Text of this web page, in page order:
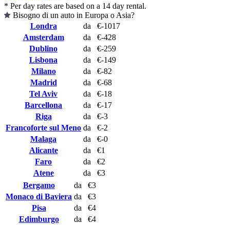
* Per day rates are based on a 14 day rental.
Bisogno di un auto in Europa o Asia?
Londra
da
€-1017
Amsterdam
da
€-428
Dublino
da
€-259
Lisbona
da
€-149
Milano
da
€-82
Madrid
da
€-68
Tel Aviv
da
€-18
Barcellona
da
€-17
Riga
da
€-3
Francoforte sul Meno da
€-2
Malaga
da
€-0
Alicante
da
€1
Faro
da
€2
Atene
da
€3
Bergamo
da
€3
Monaco di Baviera da
€3
Pisa
da
€4
Edimburgo
da
€4